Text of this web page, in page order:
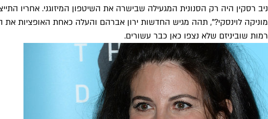
ניב רסקין היה רק הסנונית המגעילה שבישרה את השיטפון המיזוגני. אחריו
מוניקה לוינסקי?", תהה מגיש החדשות ירון אברהם והעלה כאחת האופציות את
רמות שוביניזם שלא נצפו כאן כבר עשורים.